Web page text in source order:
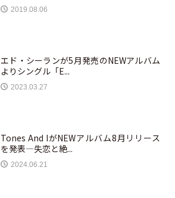
2019.08.06
エド・シーランが5月発売のNEWアルバム
よりシングル「E...
2023.03.27
Tones And IがNEWアルバム8月リリース
を発表—失恋と絶...
2024.06.21